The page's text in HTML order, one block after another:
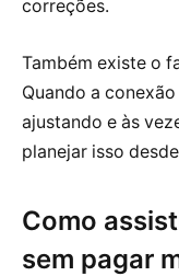
correções.
Também existe o
Quando a
ajustando e às
planejar isso
Como
sem pagar